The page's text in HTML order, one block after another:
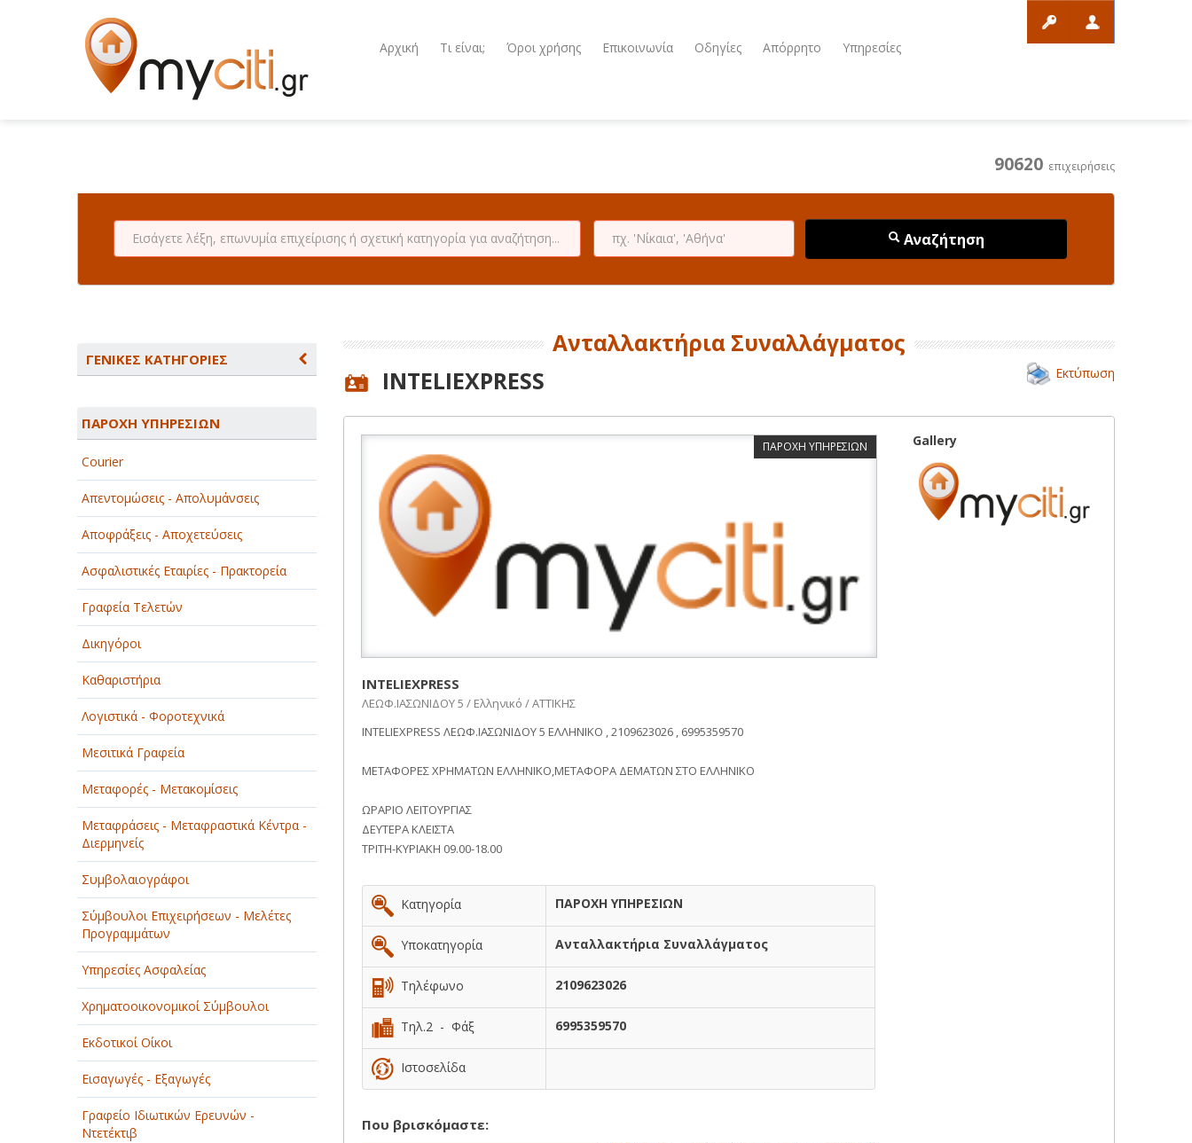
Αρχική Τι είναι; Όροι χρήσης Επικοινωνία Οδηγίες Απόρρητο Υπηρεσίες
90620 επιχειρήσεις
Αναζήτηση
ΓΕΝΙΚΕΣ ΚΑΤΗΓΟΡΙΕΣ
ΑΘΛΗΤΙΣΜΟΣ
ΑΥΤΟΚΙΝΗΤΑ - ΜΗΧΑΝΕΣ - ΣΚΑΦΗ
ΔΙΑΣΚΕΔΑΣΗ - ΨΥΧΑΓΩΓΙΑ - ΤΕΧΝΕΣ
ΔΙΑΦΗΜΙΣΗ - ΜΜΕ
ΕΚΚΛΗΣΙΕΣ - ΦΙΛΑΝΘΡΩΠΙΚΑ
ΣΩΜΑΤΕΙΑ
ΕΚΠΑΙΔΕΥΣΗ - ΣΧΟΛΕΣ
ΕΜΠΟΡΙΟ - ΕΜΠΟΡΙΚΑ ΚΑΤΑΣΤΗΜΑΤΑ
ΕΡΓΟΣΤΑΣΙΑ - ΒΙΟΜΗΧΑΝΙΕΣ
ΞΕΝΟΔΟΧΕΙΑ - ΤΟΥΡΙΣΜΟΣ
ΟΜΟΡΦΙΑ
ΠΑΡΟΧΗ ΥΠΗΡΕΣΙΩΝ
ΤΕΧΝΙΚΑ - ΚΑΤΑΣΚΕΥΑΣΤΙΚΑ
ΤΕΧΝΟΛΟΓΙΑ
ΥΓΕΙΑ - ΙΑΤΡΟΙ
ΦΑΓΗΤΟ
ΠΑΡΟΧΗ ΥΠΗΡΕΣΙΩΝ
Courier
Απεντομώσεις - Απολυμάνσεις
Αποφράξεις - Αποχετεύσεις
Ασφαλιστικές Εταιρίες - Πρακτορεία
Γραφεία Τελετών
Δικηγόροι
Καθαριστήρια
Λογιστικά - Φοροτεχνικά
Μεσιτικά Γραφεία
Μεταφορές - Μετακομίσεις
Μεταφράσεις - Μεταφραστικά Κέντρα -
Διερμηνείς
Συμβολαιογράφοι
Σύμβουλοι Επιχειρήσεων - Μελέτες
Προγραμμάτων
Υπηρεσίες Ασφαλείας
Χρηματοοικονομικοί Σύμβουλοι
Εκδοτικοί Οίκοι
Εισαγωγές - Εξαγωγές
Γραφείο Ιδιωτικών Ερευνών -
Ντετέκτιβ
Ανταλλακτήρια Συναλλάγματος
INTELIEXPRESS Εκτύπωση
ΠΑΡΟΧΗ ΥΠΗΡΕΣΙΩΝ
INTELIEXPRESS
ΛΕΩΦ.ΙΑΣΩΝΙΔΟΥ 5 / Ελληνικό / ΑΤΤΙΚΗΣ
INTELIEXPRESS ΛΕΩΦ.ΙΑΣΩΝΙΔΟΥ 5 ΕΛΛΗΝΙΚΟ , 2109623026 , 6995359570
ΜΕΤΑΦΟΡΕΣ ΧΡΗΜΑΤΩΝ ΕΛΛΗΝΙΚΟ,ΜΕΤΑΦΟΡΑ ΔΕΜΑΤΩΝ ΣΤΟ ΕΛΛΗΝΙΚΟ
ΩΡΑΡΙΟ ΛΕΙΤΟΥΡΓΙΑΣ
ΔΕΥΤΕΡΑ ΚΛΕΙΣΤΑ
ΤΡΙΤΗ-ΚΥΡΙΑΚΗ 09.00-18.00
Κατηγορία ΠΑΡΟΧΗ ΥΠΗΡΕΣΙΩΝ
Υποκατηγορία Ανταλλακτήρια Συναλλάγματος
Τηλέφωνο 2109623026
Τηλ.2 - Φάξ 6995359570
Ιστοσελίδα
Που βρισκόμαστε:
Gallery